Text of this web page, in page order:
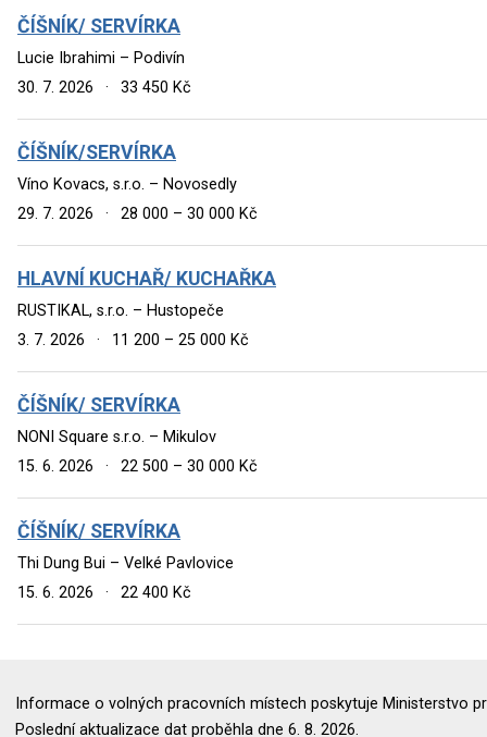
ČÍŠNÍK/ SERVÍRKA
Lucie Ibrahimi – Podivín
30. 7. 2026
· 33 450 Kč
ČÍŠNÍK/SERVÍRKA
Víno Kovacs, s.r.o. – Novosedly
29. 7. 2026
· 28 000 – 30 000 Kč
HLAVNÍ KUCHAŘ/ KUCHAŘKA
RUSTIKAL, s.r.o. – Hustopeče
3. 7. 2026
· 11 200 – 25 000 Kč
ČÍŠNÍK/ SERVÍRKA
NONI Square s.r.o. – Mikulov
15. 6. 2026
· 22 500 – 30 000 Kč
ČÍŠNÍK/ SERVÍRKA
Thi Dung Bui – Velké Pavlovice
15. 6. 2026
· 22 400 Kč
Informace o volných pracovních místech poskytuje Ministerstvo
Poslední aktualizace dat proběhla dne 6. 8. 2026.